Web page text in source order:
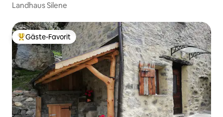
Landhaus Silene
Beliebter Gäste-Favorit.
Gäste-Favorit